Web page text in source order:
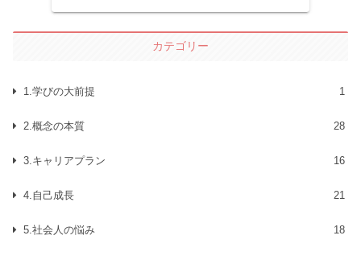
ます。
カテゴリー
1.学びの大前提 1
2.概念の本質 28
3.キャリアプラン 16
4.自己成長 21
5.社会人の悩み 18